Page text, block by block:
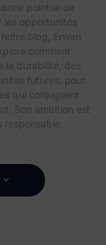
pointue de
les opportunités
blog, Erwan
comment
la durabilité, des
futures, pour
qui conjuguent
Son ambition est